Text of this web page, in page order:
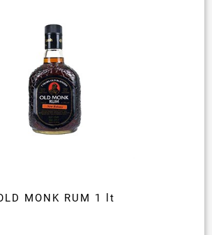
MONK RUM 1 lt